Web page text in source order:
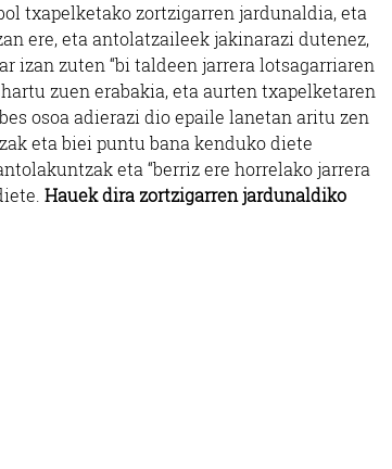
txapelketako zortzigarren jardunaldia, eta
ere, eta antolatzaileek jakinarazi dutenez,
izan zuten “bi taldeen jarrera lotsagarriaren
zuen erabakia, eta aurten txapelketaren
osoa adierazi dio epaile lanetan aritu zen
eta biei puntu bana kenduko diete
eta “berriz ere horrelako jarrera
Hauek dira zortzigarren jardunaldiko